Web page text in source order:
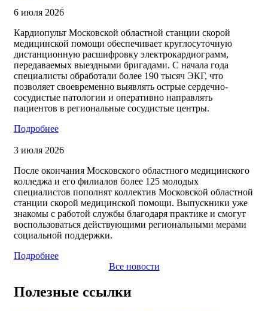
6 июля 2026
Кардиопульт Московской областной станции скорой
медицинской помощи обеспечивает круглосуточную
дистанционную расшифровку электрокардиограмм,
передаваемых выездными бригадами. С начала года
специалисты обработали более 190 тысяч ЭКГ, что
позволяет своевременно выявлять острые сердечно-
сосудистые патологии и оперативно направлять
пациентов в региональные сосудистые центры.
Подробнее
3 июля 2026
После окончания Московского областного медицинского
колледжа и его филиалов более 125 молодых
специалистов пополнят коллектив Московской областной
станции скорой медицинской помощи. Выпускники уже
знакомы с работой службы благодаря практике и смогут
воспользоваться действующими региональными мерами
социальной поддержки.
Подробнее
Все новости
Полезные ссылки